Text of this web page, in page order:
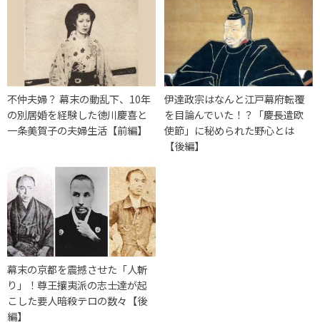
不仲夫婦？ 幕末の動乱下、10年
の別居婚を経験した徳川慶喜と
一条美賀子の夫婦生活【前編】
伊達政宗はなんと江戸幕府転覆
を目論んでいた！？「慶長遣欧
使節」に秘められた野心とは
【後編】
幕末の京都を震撼させた「人斬
り」！尊王攘夷派の志士達が起
こした要人暗殺テロの数々【後
編】